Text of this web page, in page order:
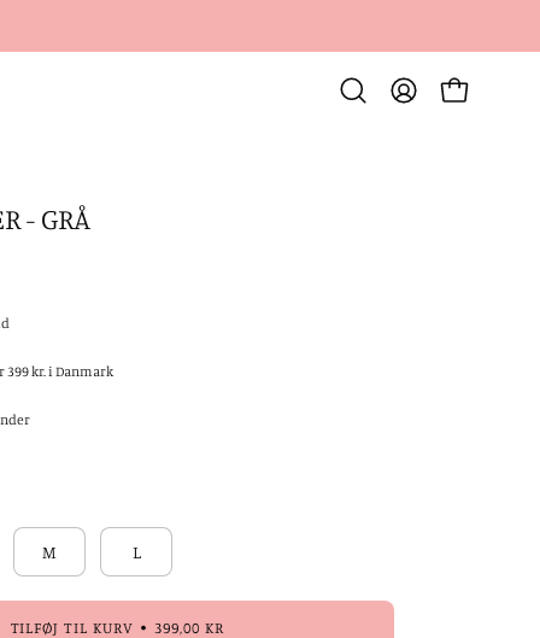
Åben MY
ÅBEN KURV
- GRÅ
399 kr. i Danmark
M L
TILFØJ TIL KURV 399,00 KR